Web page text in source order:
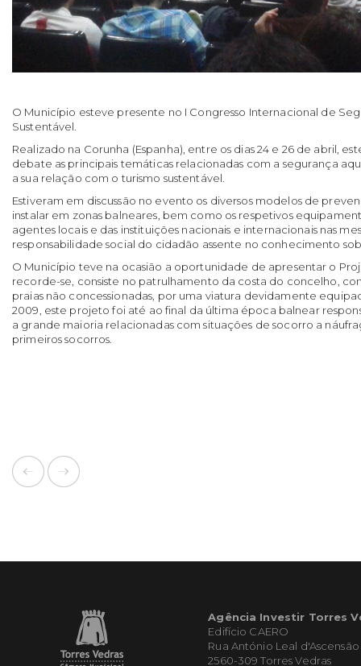
O Município esteve presente no I Congresso Internacional de
Sustentável.
Realizado na Corunha (Espanha), entre os dias 24 e 26 de abril,
debate as principais temáticas relacionadas com a segurança
a sua relação com o turismo sustentável.
Estiveram em discussão no evento os diversos modelos de
instalar em zonas balneares, bem como os respetivos
agentes locais e das instituições nacionais e internacionais nas
responsabilidade social do cidadão assente no conhecimento
O Município teve na ocasião a oportunidade de apresentar o
recorde-se, consiste no patrulhamento da costa do concelho,
praias não concessionadas, por uma viatura devidamente
2009, este projeto foi até ao final da última época balnear
a grande maioria relacionadas com situações de socorro a
primeiros socorros.
Agência Investir Torres
Edifício CAERO
Rua António Leal d'Ascensão
2560-309 Torres Vedras